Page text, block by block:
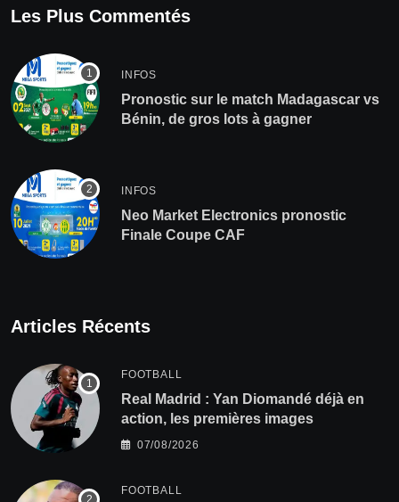
Les Plus Commentés
INFOS
Pronostic sur le match Madagascar vs
Bénin, de gros lots à gagner
INFOS
Neo Market Electronics pronostic
Finale Coupe CAF
Articles Récents
FOOTBALL
Real Madrid : Yan Diomandé déjà en
action, les premières images
07/08/2026
FOOTBALL